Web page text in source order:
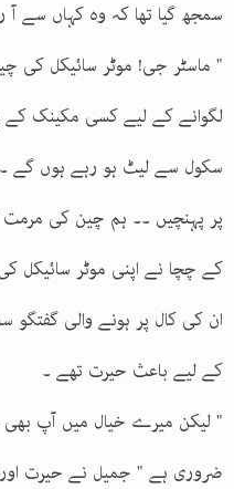
سمجھ گیا تھا کہ وہ کہاں سے
" ماسٹر جی! موٹر سائیکل کی
لگوانے کے لیے کسی مکینک کے
سکول سے لیٹ ہو رہے ہوں گے
پر پہنچیں ۔۔ ہم چین کی
کے چچا نے اپنی موٹر سائیکل
ان کی کال پر ہونے والی
کے لیے باعث حیرت تھے ۔
" لیکن میرے خیال میں آپ بھی
ضروری ہے " جمیل نے حیرت